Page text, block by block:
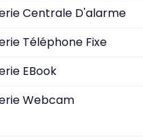
Centrale D'alarme
Téléphone Fixe
EBook
Webcam